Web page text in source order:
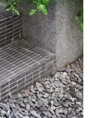
同意方可使用
本公司不負相關責
戶狀況，依本公司即
本公司將視審查結果
現惡意使用之情形，
採取法律行動。
查看運費